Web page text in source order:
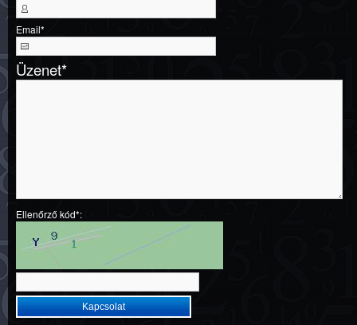
Email*
Üzenet*
Ellenőrző kód*: